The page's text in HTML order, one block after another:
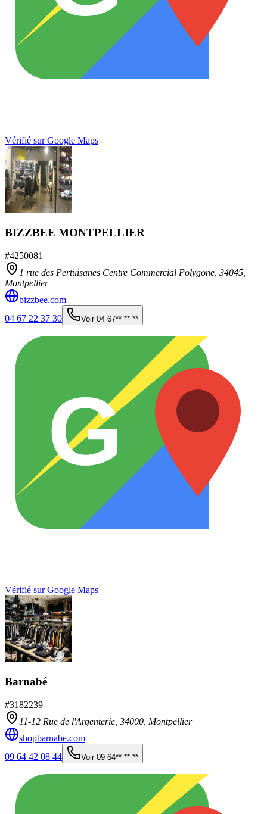
Vérifié sur Google Maps
BIZZBEE MONTPELLIER
#4250081
1 rue des Pertuisanes Centre Commercial Polygone, 34045
Montpellier
bizzbee.com
04 67 22 37 30
Voir 04 67** ** **
G
Vérifié sur Google Maps
Barnabé
#3182239
11-12 Rue de l'Argenterie, 34000 Montpellier
shopbarnabe.com
09 64 42 08 44
Voir 09 64** ** **